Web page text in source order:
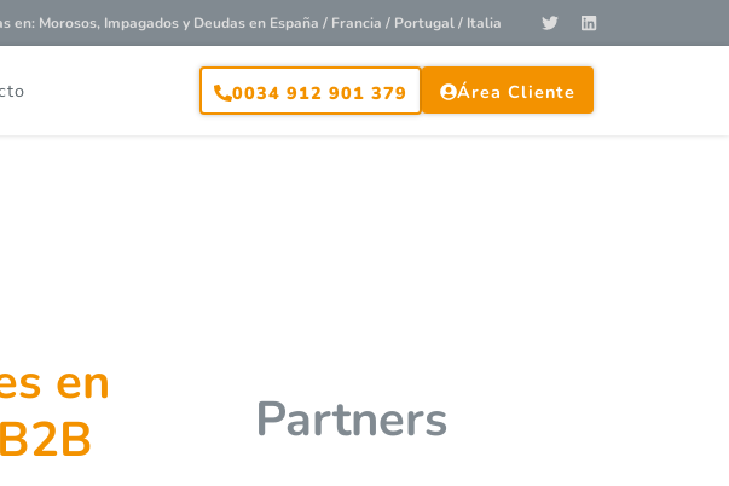
en: Morosos, Impagados y Deudas en España / Francia / Portugal / Italia
0034 912 901 379 Área Cliente
en
Partners